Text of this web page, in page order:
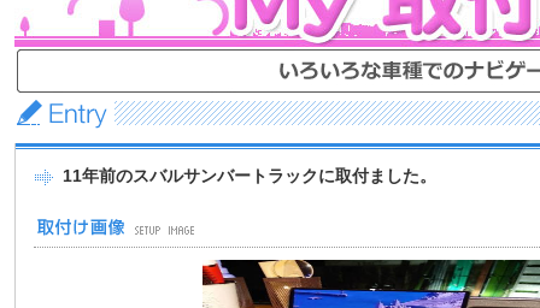
11年前のスバルサンバートラックに取付ました。